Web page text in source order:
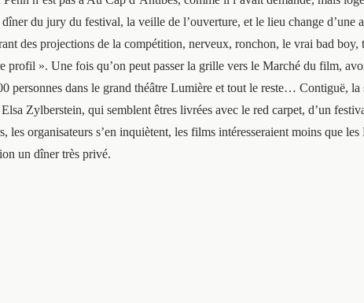
du jury du festival, la veille de l’ouverture, et le lieu change
des projections de la compétition, nerveux, ronchon, le vrai bad
». Une fois qu’on peut passer la grille vers le Marché du film,
personnes dans le grand théâtre Lumière et tout le reste… Contiguë,
Zylberstein, qui semblent êtres livrées avec le red carpet, d’un
organisateurs s’en inquiètent, les films intéresseraient moins que
un dîner très privé.